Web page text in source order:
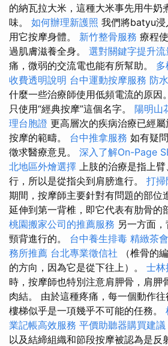
的納瓦拉大米，這種大米事先用牛奶
味。 如何辦理新護照 我們將batyu浸
用它按摩身體。 新竹整骨服務 療程
過肌膚滋養全身。 選對關鍵字提升流
痛，微弱的交流電也能有所幫助。
收費透明說明 台中運動按摩服務 防
什麼一些治療師使用低頻電流的原因
只使用“經典按摩”這個名字。 陽明山
理台胞證 更高層次的疾病治療已經
按摩的範疇。 台中推拿服務 如有疑
徵求醫療意見。 深入了解On-Page
北地區外燴選擇 上肢的治療是指上
行，所以是從指尖到肩膀進行。 打掃
期間，按摩師主要針對有問題的部位
延伸到第一背椎，即它代表有肋骨的
桃園搬家公司的推薦服務 另一方面
頸背進行的。 台中養生排毒 精緻茶
務所推薦 台北專業徵信社 （椎骨的
的方向，因為它是從下往上）。 士林
時，按摩師也特別注意肩胛骨，肩胛
肉結。 由於這種疼痛，每一個動作
樓梯似乎是一項幾乎不可能的任務。
業記帳高效服務 平價助聽器購買建議
以及結締組織和節段按摩被認為是反